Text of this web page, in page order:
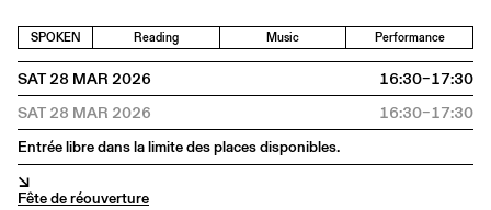
SPOKEN Reading Music Performance
SAT 28 MAR 2026
16:30–17:30
SAT 28 MAR 2026
16:30–17:30
Entrée libre dans la limite des places disponibles.
↘
Fête de réouverture